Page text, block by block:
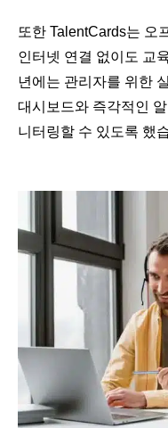
또한 TalentCards는 오
인터넷 연결 없이도 교
년에는 관리자를 위한
대시보드와 즉각적인
니터링할 수 있도록 했